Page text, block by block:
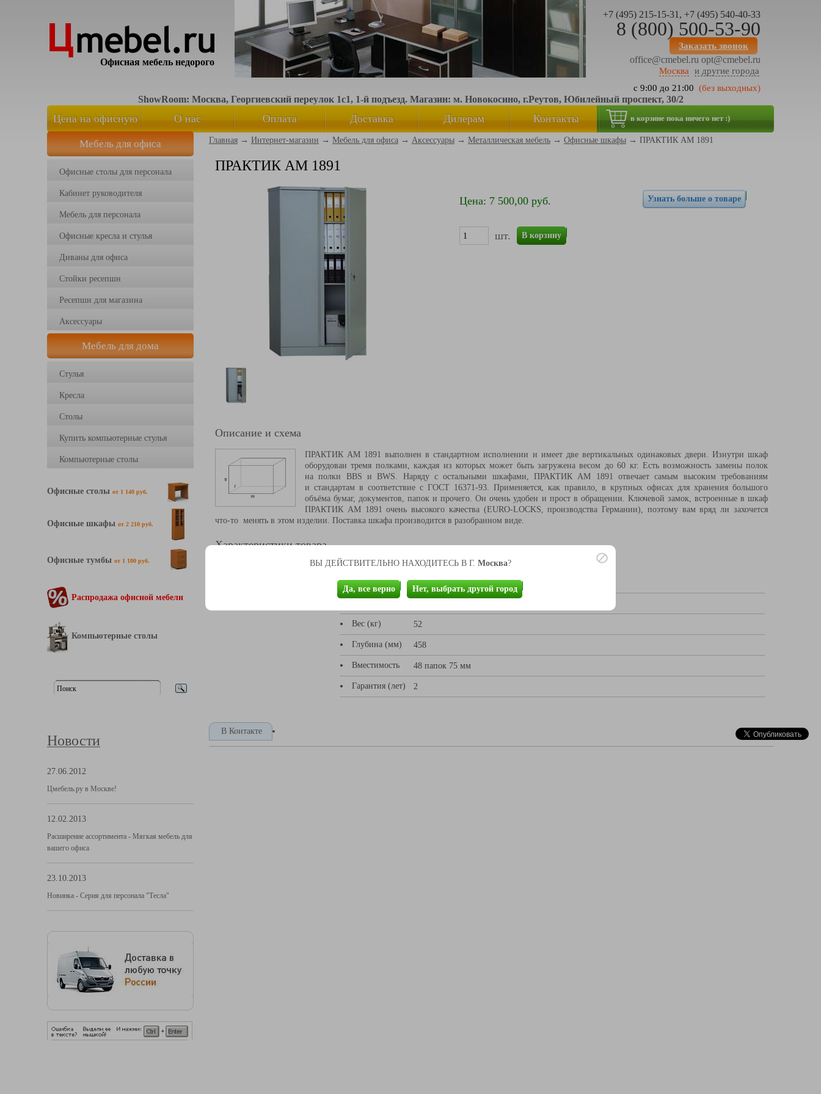
ВЫ ДЕЙСТВИТЕЛЬНО НАХОДИТЕСЬ В Г. Москва?
Да, все верно Нет, выбрать другой город
Офисная мебель недорого
+7 (495) 215-15-31, +7 (495) 540-40-33
8 (800) 500-53-90
Заказать звонок
office@cmebel.ru opt@cmebel.ru
Москва
и другие города
с 9:00 до 21:00 (без выходных)
ShowRoom: Москва, Георгиевский переулок 1с1, 1-й подъезд. Магазин: м. Новокосино, г.Реутов, Юбилейный проспект, 30/2
Цена на офисную
мебель
О нас Оплата Доставка Дилерам Контакты в корзине пока ничего нет :)
Мебель для офиса
Офисные столы для персонала
Кабинет руководителя
Мебель для персонала
Офисные кресла и стулья
Диваны для офиса
Стойки ресепшн
Ресепшн для магазина
Аксессуары
Мебель для дома
Стулья
Кресла
Столы
Купить компьютерные стулья
Компьютерные столы
Офисные столы от 1 140 руб.
Офисные шкафы от 2 210 руб.
Офисные тумбы от 1 100 руб.
Распродажа офисной мебели
Компьютерные столы
Новости
27.06.2012
Цмебель.ру в Москве!
12.02.2013
Расширение ассортимента - Мягкая мебель для
вашего офиса
23.10.2013
Новинка - Серия для персонала "Тесла"
Главная → Интернет-магазин → Мебель для офиса → Аксессуары → Металлическая мебель → Офисные шкафы → ПРАКТИК AM 1891
ПРАКТИК AM 1891
Цена: 7 500,00 руб.
шт. В корзину
Узнать больше о товаре
Описание и схема
ПРАКТИК AM 1891 выполнен в стандартном исполнении и имеет две вертикальных одинаковых двери. Изнутри шкаф
оборудован тремя полками, каждая из которых может быть загружена весом до 60 кг. Есть возможность замены полок
на полки BBS и BWS. Наряду с остальными шкафами, ПРАКТИК AM 1891 отвечает самым высоким требованиям
и стандартам в соответствие с ГОСТ 16371-93. Применяется, как правило, в крупных офисах для хранения большого
объёма бумаг, документов, папок и прочего. Он очень удобен и прост в обращении. Ключевой замок, встроенные в шкаф
ПРАКТИК AM 1891 очень высокого качества (EURO-LOCKS, производства Германии), поэтому вам вряд ли захочется
что-то менять в этом изделии. Поставка шкафа производится в разобранном виде.
Характеристики товара
Высота (мм) 1830
Вес (кг) 52
Глубина (мм) 458
Вместимость 48 папок 75 мм
Гарантия (лет) 2
В Контакте